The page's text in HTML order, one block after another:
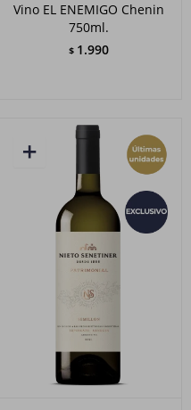
Vino EL ENEMIGO Chenin
750ml.
$ 1.990